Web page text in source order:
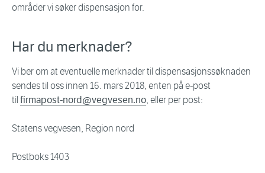
områder vi søker dispensasjon for.
Har du merknader?
Vi ber om at eventuelle merknader til dispensasjonssøknaden
sendes til oss innen 16. mars 2018, enten på e-post
til firmapost-nord@vegvesen.no, eller per post:
Statens vegvesen, Region nord
Postboks 1403